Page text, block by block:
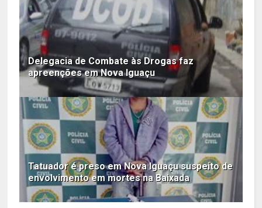
Delegacia de Combate às Drogas faz
apreenções em Nova Iguaçu
Tatuador é preso em Nova Iguaçu suspeito de
envolvimento em mortes na Baixada